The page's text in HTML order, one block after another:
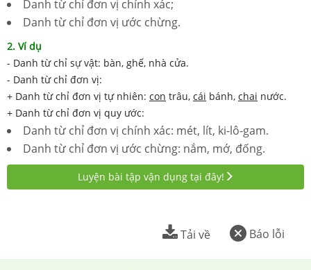
Danh từ chỉ đơn vị chính xác;
Danh từ chỉ đơn vị ước chừng.
2. Ví dụ
- Danh từ chỉ sự vật: bàn, ghế, nhà cửa.
- Danh từ chỉ đơn vị:
+ Danh từ chỉ đơn vị tự nhiên: con trâu, cái bánh, chai nước.
+ Danh từ chỉ đơn vị quy ước:
Danh từ chỉ đơn vị chính xác: mét, lít, ki-lô-gam.
Danh từ chỉ đơn vị ước chừng: nắm, mớ, đống.
Luyện bài tập vận dụng tại đây!
Báo lỗi
Tải về